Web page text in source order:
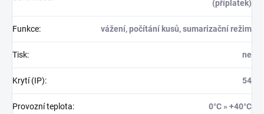
(příplatek)
Funkce: vážení, počítání kusů, sumarizační režim
Tisk: ne
Krytí (IP): 54
Provozní teplota: 0°C » +40°C